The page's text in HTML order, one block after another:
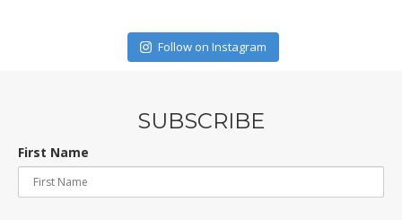
Follow on Instagram
SUBSCRIBE
First Name